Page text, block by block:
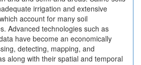
irrigation and extensive
account for many soil
Advanced technologies such as
have become an economically
detecting, mapping, and
along with their spatial and temporal